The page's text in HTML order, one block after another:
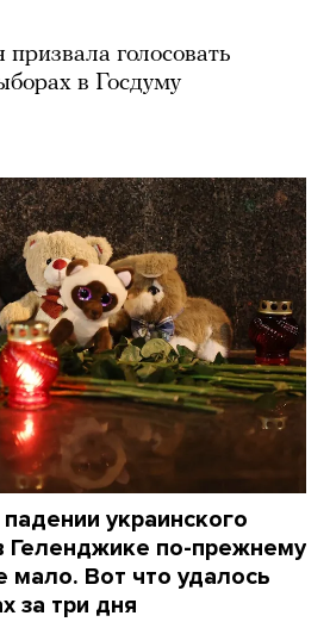
голосовать
в Госдуму
украинского
Геленджике по-прежнему
мало. Вот что удалось
за три дня